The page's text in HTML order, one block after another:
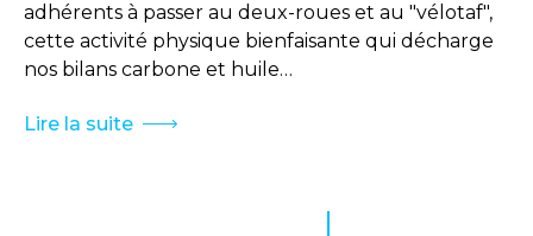
adhérents à passer au deux-roues et au "vélotaf",
cette activité physique bienfaisante qui décharge
nos bilans carbone et huile…
Lire la suite